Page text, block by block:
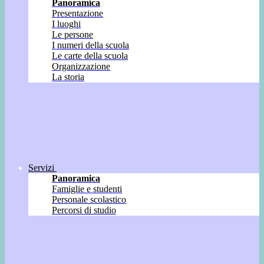
Panoramica
Presentazione
I luoghi
Le persone
I numeri della scuola
Le carte della scuola
Organizzazione
La storia
Servizi
Panoramica
Famiglie e studenti
Personale scolastico
Percorsi di studio